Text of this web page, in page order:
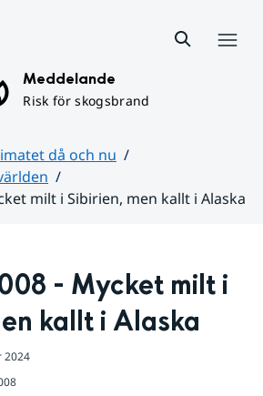
Meddelande
Risk för skogsbrand
då och nu
milt i Sibirien, men kallt i Alaska
- Mycket milt i
kallt i Alaska
2024